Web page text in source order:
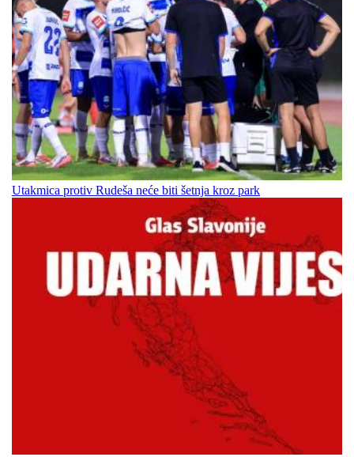
Utakmica protiv Rudeša neće biti šetnja kroz park